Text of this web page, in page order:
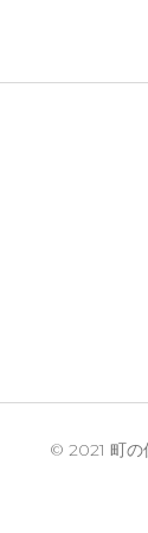
© 2021 町